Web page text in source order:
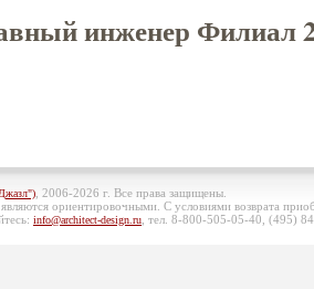
инженер Филиал
, 2006-2026 г. Все права защищены.
ориентировочными. С условиями возврата
info@architect-design.ru , тел. 8-800-505-05-40, (495)